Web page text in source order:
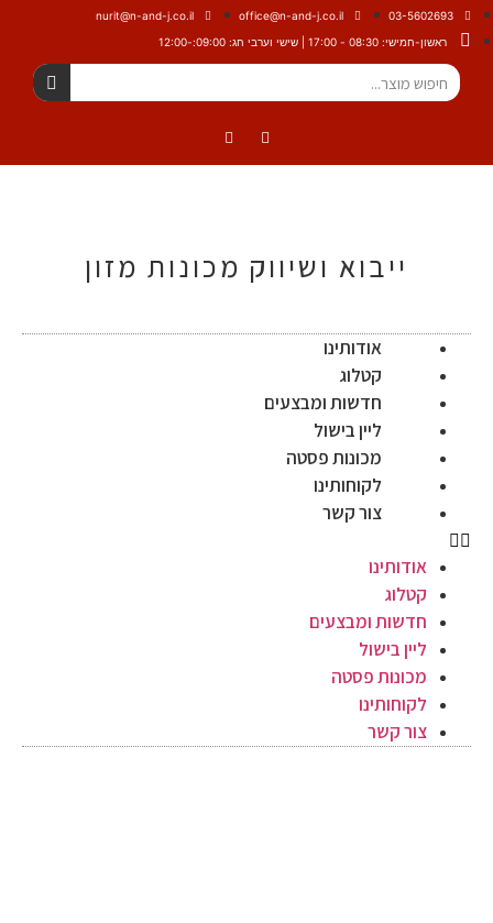
03-
office@n-and-j.co.il
nurit@n-and-j.co.il
- 17:00 | שישי וערבי חג: 09:00:-12:00
ייבוא ושיווק מכונות מזון
אודותינו
קטלוג
חדשות ומבצעים
ליין בישול
מכונות פסטה
לקוחותינו
צור קשר
אודותינו
חדשות ומבצעים
ליין בישול
מכונות פסטה
לקוחותינו
צור קשר